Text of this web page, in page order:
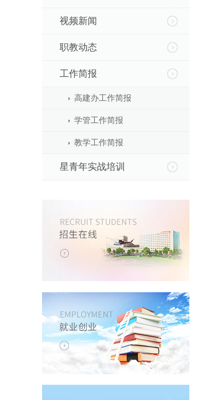
视频新闻
职教动态
工作简报
高建办工作简报
学管工作简报
教学工作简报
星青年实战培训